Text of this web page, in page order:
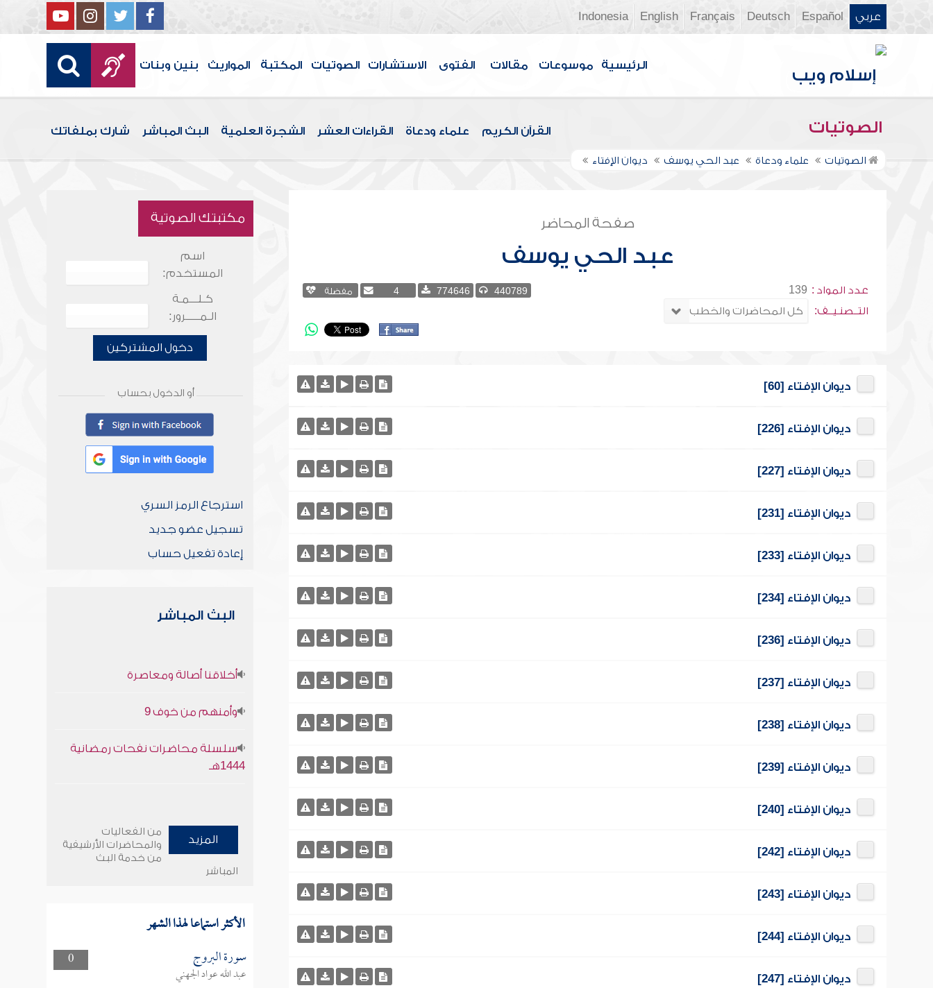
عربي Español
Deutsch
Français
English
Indonesia
الرئيسية موسوعات مقالات الفتوى الاستشارات الصوتيات المكتبة المواريث بنين وبنات
الصوتيات القرآن الكريم علماء ودعاة القراءات العشر الشجرة العلمية البث المباشر شارك بملفاتك
الصوتيات علماء ودعاة عبد الحي يوسف ديوان الإفتاء
صفحة المحاضر
عبد الحي يوسف
عدد المواد : 139
التــصنـيــف:
440789
774646
4 مفضلة
ديوان الإفتاء [60]
ديوان الإفتاء [226]
ديوان الإفتاء [227]
ديوان الإفتاء [231]
ديوان الإفتاء [233]
ديوان الإفتاء [234]
ديوان الإفتاء [236]
ديوان الإفتاء [237]
ديوان الإفتاء [238]
ديوان الإفتاء [239]
ديوان الإفتاء [240]
ديوان الإفتاء [242]
ديوان الإفتاء [243]
ديوان الإفتاء [244]
ديوان الإفتاء [247]
مكتبتك الصوتية
اسم
المستخدم:
كـلـــمـة
الـمـــــرور:
دخول المشتركين
أو الدخول بحساب
استرجاع الرمز السري
تسجيل عضو جديد
إعادة تفعيل حساب
البث المباشر
أخلاقنا أصالة ومعاصرة
وأمنهم من خوف 9
سلسلة محاضرات نفحات رمضانية
1444هـ
المزيد
من الفعاليات
والمحاضرات الأرشيفية
من خدمة البث
المباشر
الأكثر استماعا لهذا الشهر
0 سورة البروج
عبد الله عواد الجهني